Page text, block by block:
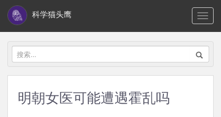
i
科学猫头鹰
搜
索：
明朝女医可能遭遇霍乱吗